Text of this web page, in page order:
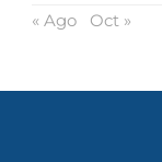
« Ago Oct »